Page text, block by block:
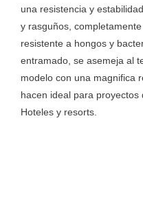
una resistencia y
y rasguños,
resistente a hongos y
entramado, se asemeja al
modelo con una magnifica
hacen ideal para
Hoteles y resorts.